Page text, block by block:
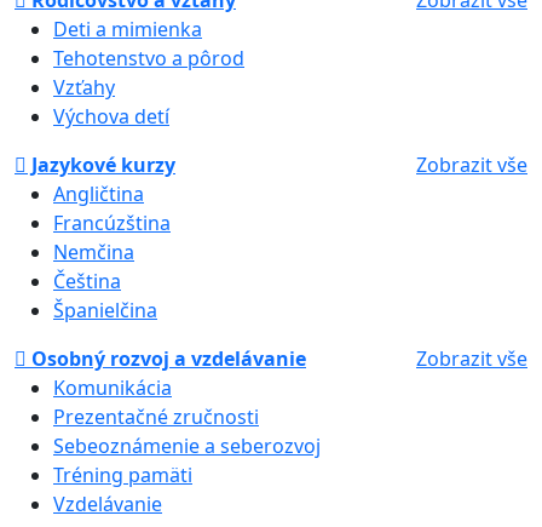
Deti a mimienka
Tehotenstvo a pôrod
Vzťahy
Výchova detí
Jazykové kurzy
Zobrazit vše
Angličtina
Francúzština
Nemčina
Čeština
Španielčina
Osobný rozvoj a vzdelávanie
Zobrazit vše
Komunikácia
Prezentačné zručnosti
Sebeoznámenie a seberozvoj
Tréning pamäti
Vzdelávanie